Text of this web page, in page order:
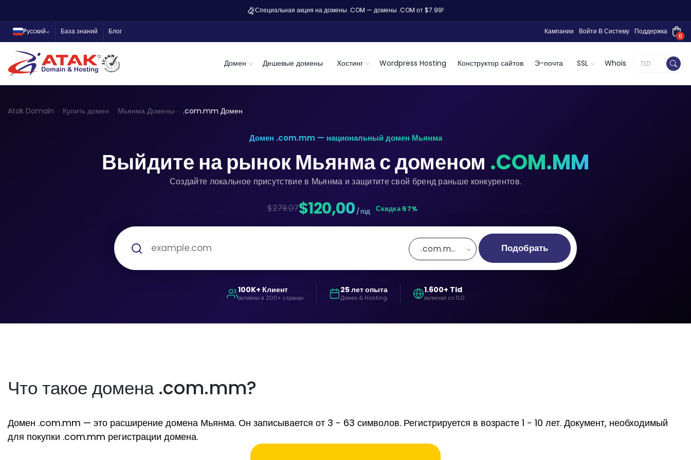
Специальная акция на домены .COM — домены .COM от $7.99!
Pусский База знаний Блог Кампании Войти В Систему Поддержка
0
Домен Дешевые домены Хостинг Wordpress Hosting Конструктор сайтов Э-почта SSL Whois
Atak Domain Купить домен Мьянма Домены .com.mm Домен
Домен .com.mm — национальный домен Мьянма
Выйдите на рынок Мьянма с доменом .COM.MM
Создайте локальное присутствие в Мьянма и защитите свой бренд раньше конкурентов.
$279.07$120,00 / год Скидка 57%
.com.mm Подобрать
100K+ Клиент
активны в 200+ странах
25 лет опыта
Домен & Hosting
1.600+ Tld
включая ccTLD
Что такое домена .com.mm?
Домен .com.mm — это расширение домена Мьянма. Он записывается от 3 - 63 символов. Регистрируется в возрасте 1 - 10 лет. Документ, необходимый
для покупки .com.mm регистрации домена.